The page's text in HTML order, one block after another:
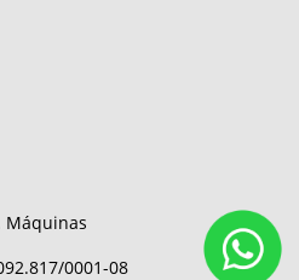
Máquinas
0001-08